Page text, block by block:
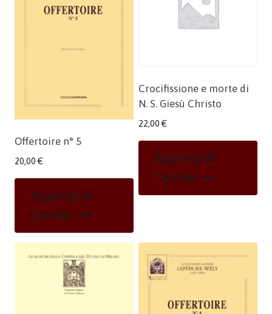
Offertoire n° 5
20,00 €
Aggiungi Al
Carrello
Crocifissione e morte di
N. S. Giesù Christo
22,00 €
Aggiungi Al
Carrello